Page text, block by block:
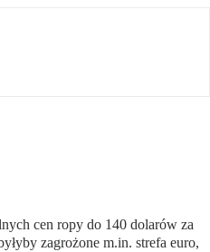
cen ropy do 140 dolarów za
zagrożone m.in. strefa euro,